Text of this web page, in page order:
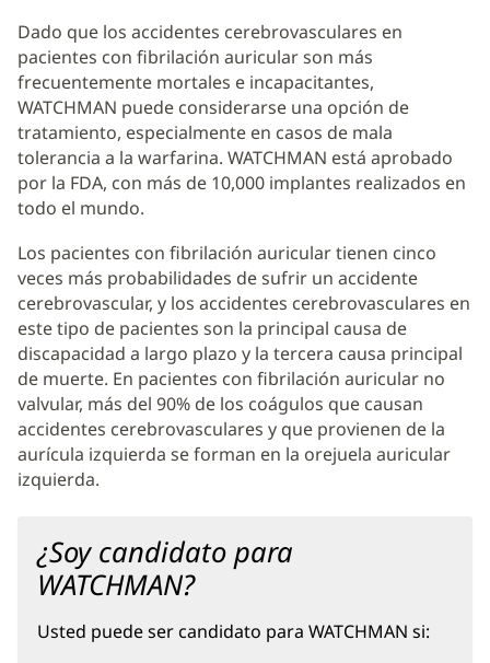
Dado que los accidentes cerebrovasculares en
pacientes con fibrilación auricular son más
frecuentemente mortales e incapacitantes,
WATCHMAN puede considerarse una opción de
tratamiento, especialmente en casos de mala
tolerancia a la warfarina. WATCHMAN está aprobado
por la FDA, con más de 10,000 implantes realizados en
todo el mundo.
Los pacientes con fibrilación auricular tienen cinco
veces más probabilidades de sufrir un accidente
cerebrovascular, y los accidentes cerebrovasculares en
este tipo de pacientes son la principal causa de
discapacidad a largo plazo y la tercera causa principal
de muerte. En pacientes con fibrilación auricular no
valvular, más del 90% de los coágulos que causan
accidentes cerebrovasculares y que provienen de la
aurícula izquierda se forman en la orejuela auricular
izquierda.
¿Soy candidato para
WATCHMAN?
Usted puede ser candidato para WATCHMAN si: